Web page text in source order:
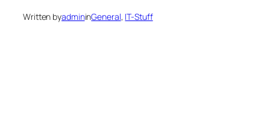
Written byadmininGeneral, IT-Stuff